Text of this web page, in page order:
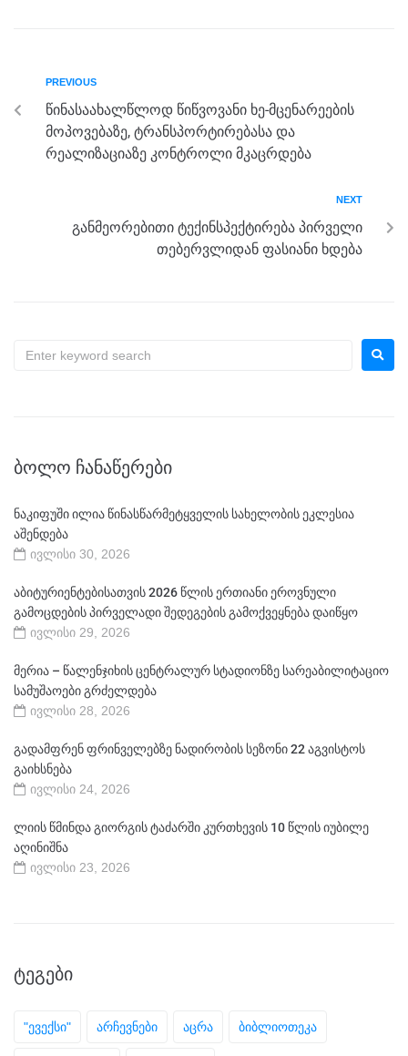
b
o
o
k
g
er
m p
p
PREVIOUS
წინასაახალწლოდ წიწვოვანი ხე-მცენარეების
მოპოვებაზე, ტრანსპორტირებასა და
რეალიზაციაზე კონტროლი მკაცრდება
NEXT
განმეორებითი ტექინსპექტირება პირველი
თებერვლიდან ფასიანი ხდება
ᲑᲝᲚᲝ ᲩᲐᲜᲐᲬᲔᲠᲔᲑᲘ
ნაკიფუში ილია წინასწარმეტყველის სახელობის ეკლესია
აშენდება
ივლისი 30, 2026
აბიტურიენტებისათვის 2026 წლის ერთიანი ეროვნული
გამოცდების პირველადი შედეგების გამოქვეყნება დაიწყო
ივლისი 29, 2026
მერია – წალენჯიხის ცენტრალურ სტადიონზე სარეაბილიტაციო
სამუშაოები გრძელდება
ივლისი 28, 2026
გადამფრენ ფრინველებზე ნადირობის სეზონი 22 აგვისტოს
გაიხსნება
ივლისი 24, 2026
ლიის წმინდა გიორგის ტაძარში კურთხევის 10 წლის იუბილე
აღინიშნა
ივლისი 23, 2026
ᲢᲔᲒᲔᲑᲘ
"ევექსი" არჩევნები აცრა ბიბლიოთეკა